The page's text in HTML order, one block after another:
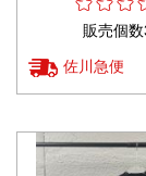
販売個
佐川急便